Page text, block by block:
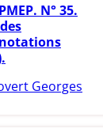
N° 35.
Georges